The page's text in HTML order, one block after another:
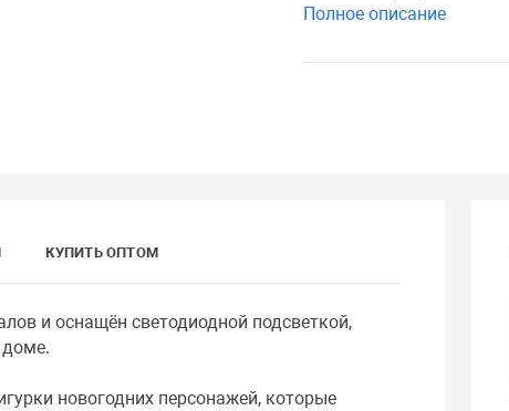
Полное описание
КУПИТЬ ОПТОМ
и оснащён светодиодной подсветкой,
новогодних персонажей, которые